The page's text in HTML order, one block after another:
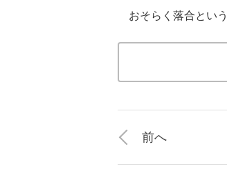
おそらく落合とい
前へ